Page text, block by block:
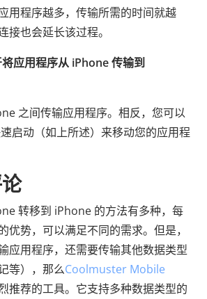
用程序越多，传输所需的时间就越
接也会延长该过程。
应用程序从 iPhone 传输到
之间传输应用程序。相反，您可以
启动（如上所述）来移动您的应用程
转移到 iPhone 的方法有多种，每
优势，可以满足不同的需求。但是，
应用程序，还需要传输其他数据类型
等），那么Coolmuster Mobile
推荐的工具。它支持多种数据类型的